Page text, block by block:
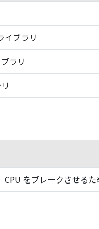
イブラリ
ラリ
をブレークさせる